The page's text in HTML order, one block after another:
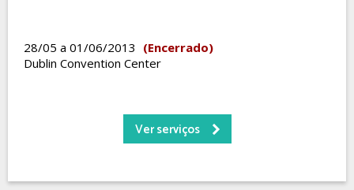
28/05 a 01/06/2013 (Encerrado)
Dublin Convention Center
Ver serviços